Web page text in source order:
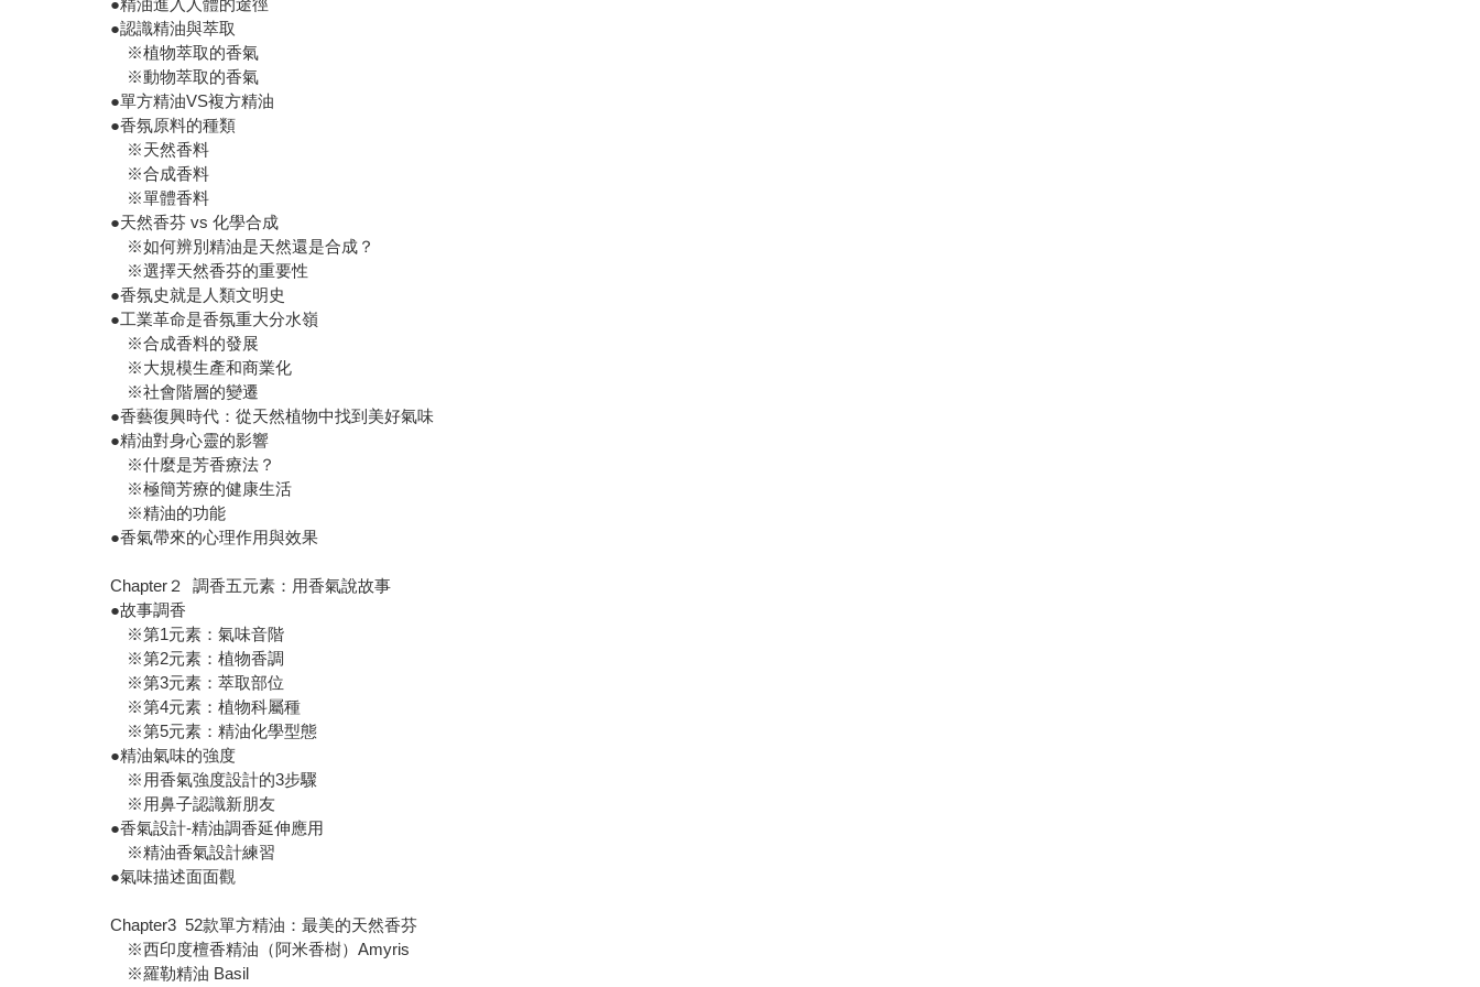
●認識精油與萃取
※植物萃取的香氣
※動物萃取的香氣
●單方精油VS複方精油
●香氛原料的種類
※天然香料
※合成香料
※單體香料
●天然香芬 vs 化學合成
※如何辨別精油是天然還是合成？
※選擇天然香芬的重要性
●香氛史就是人類文明史
●工業革命是香氛重大分水嶺
※合成香料的發展
※大規模生產和商業化
※社會階層的變遷
●香藝復興時代：從天然植物中找到美好氣味
●精油對身心靈的影響
※什麼是芳香療法？
※極簡芳療的健康生活
※精油的功能
●香氣帶來的心理作用與效果
Chapter２ 調香五元素：用香氣說故事
●故事調香
※第1元素：氣味音階
※第2元素：植物香調
※第3元素：萃取部位
※第4元素：植物科屬種
※第5元素：精油化學型態
●精油氣味的強度
※用香氣強度設計的3步驟
※用鼻子認識新朋友
●香氣設計-精油調香延伸應用
※精油香氣設計練習
●氣味描述面面觀
Chapter3 52款單方精油：最美的天然香芬
※西印度檀香精油（阿米香樹）Amyris
※羅勒精油 Basil